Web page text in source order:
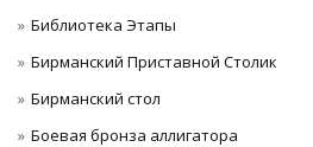
Библиотека Этапы
Бирманский Приставной Столик
Бирманский стол
Боевая бронза аллигатора